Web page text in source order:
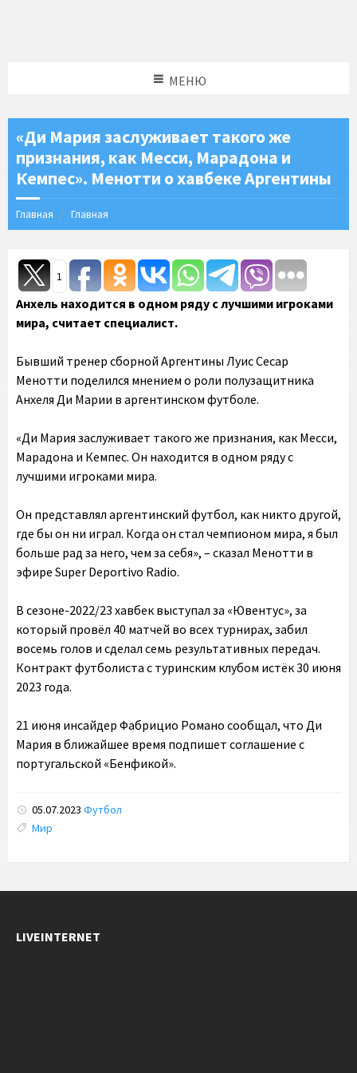
МЕНЮ
«Ди Мария заслуживает такого же
признания, как Месси, Марадона и
Кемпес». Менотти о хавбеке Аргентины
Главная Главная
1
Анхель находится в одном ряду с лучшими игроками
мира, считает специалист.
Бывший тренер сборной Аргентины Луис Сесар
Менотти поделился мнением о роли полузащитника
Анхеля Ди Марии в аргентинском футболе.
«Ди Мария заслуживает такого же признания, как Месси,
Марадона и Кемпес. Он находится в одном ряду с
лучшими игроками мира.
Он представлял аргентинский футбол, как никто другой,
где бы он ни играл. Когда он стал чемпионом мира, я был
больше рад за него, чем за себя», – сказал Менотти в
эфире Super Deportivo Radio.
В сезоне-2022/23 хавбек выступал за «Ювентус», за
который провёл 40 матчей во всех турнирах, забил
восемь голов и сделал семь результативных передач.
Контракт футболиста с туринским клубом истёк 30 июня
2023 года.
21 июня инсайдер Фабрицио Романо сообщал, что Ди
Мария в ближайшее время подпишет соглашение с
португальской «Бенфикой».
05.07.2023 Футбол
Tags:
Мир
LIVEINTERNET